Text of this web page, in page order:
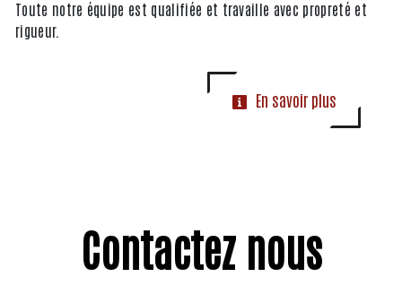
Toute notre équipe est qualifiée et travaille avec propreté et
rigueur.
En savoir plus
Contactez nous